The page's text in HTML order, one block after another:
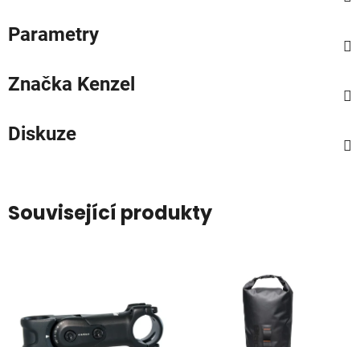
Parametry
Značka Kenzel
Diskuze
Související produkty